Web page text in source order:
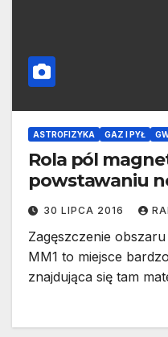
ASTROFIZYKA GAZ I PYŁ
Rola pól
powstawaniu
30 LIPCA 2016
Zagęszczenie
MM1 to miejsce
znajdująca się tam